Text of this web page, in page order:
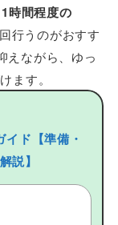
時間程度の
行うのがおすす
えながら、ゆっ
ます。
ド【準備・
説】